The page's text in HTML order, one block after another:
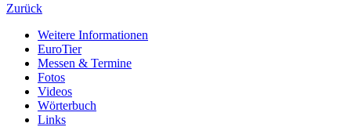
Zurück
Weitere Informationen
EuroTier
Messen & Termine
Fotos
Videos
Wörterbuch
Links